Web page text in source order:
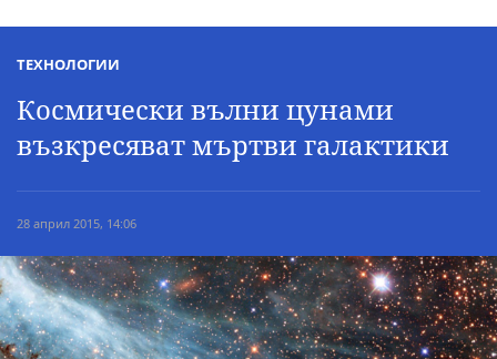
ТЕХНОЛОГИИ
Космически вълни цунами
възкресяват мъртви галактики
28 април 2015, 14:06